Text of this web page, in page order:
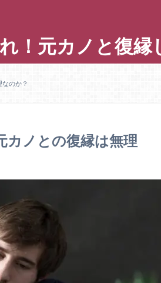
！元カノと復縁
のか？
カノとの復縁は無理